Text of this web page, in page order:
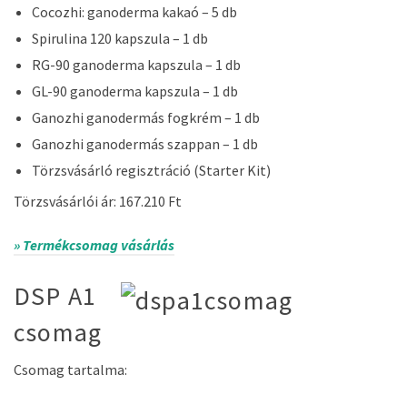
Cocozhi: ganoderma kakaó – 5 db
Spirulina 120 kapszula – 1 db
RG-90 ganoderma kapszula – 1 db
GL-90 ganoderma kapszula – 1 db
Ganozhi ganodermás fogkrém – 1 db
Ganozhi ganodermás szappan – 1 db
Törzsvásárló regisztráció (Starter Kit)
Törzsvásárlói ár: 167.210 Ft
» Termékcsomag vásárlás
DSP A1
csomag
Csomag tartalma: